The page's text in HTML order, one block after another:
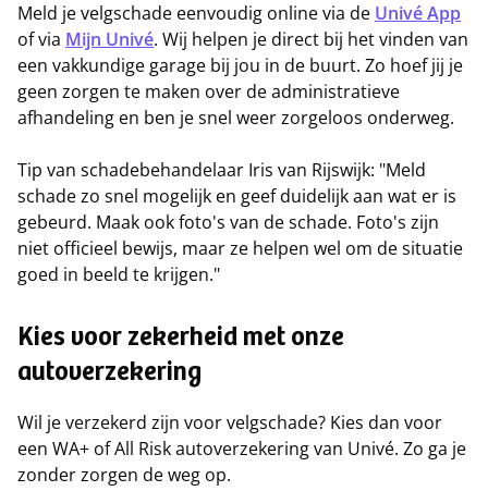
Meld je velgschade eenvoudig online via de Univé App
of via Mijn Univé. Wij helpen je direct bij het vinden van
een vakkundige garage bij jou in de buurt. Zo hoef jij je
geen zorgen te maken over de administratieve
afhandeling en ben je snel weer zorgeloos onderweg.
Tip van schadebehandelaar Iris van Rijswijk: "Meld
schade zo snel mogelijk en geef duidelijk aan wat er is
gebeurd. Maak ook foto's van de schade. Foto's zijn
niet officieel bewijs, maar ze helpen wel om de situatie
goed in beeld te krijgen."
Kies voor zekerheid met onze
autoverzekering
Wil je verzekerd zijn voor velgschade? Kies dan voor
een WA+ of All Risk autoverzekering van Univé. Zo ga je
zonder zorgen de weg op.